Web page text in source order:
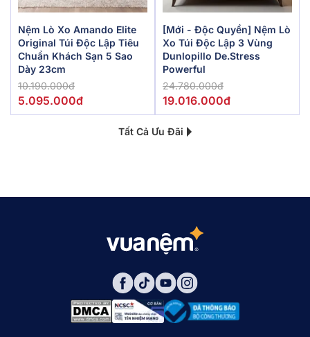
Nệm Lò Xo Amando Elite
Original Túi Độc Lập Tiêu
Chuẩn Khách Sạn 5 Sao
Dày 23cm
10.190.000đ
5.095.000đ
[Mới - Độc Quyền] Nệm Lò
Xo Túi Độc Lập 3 Vùng
Dunlopillo De.Stress
Powerful
24.780.000đ
19.016.000đ
Tất Cả Ưu Đãi